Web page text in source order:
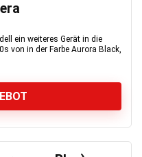
ein weiteres Gerät in die
von in der Farbe Aurora Black,